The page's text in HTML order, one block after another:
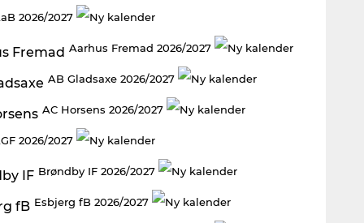
2026/2027
Aarhus Fremad 2026/2027
AB Gladsaxe 2026/2027
AC Horsens 2026/2027
2026/2027
Brøndby IF 2026/2027
Esbjerg fB 2026/2027